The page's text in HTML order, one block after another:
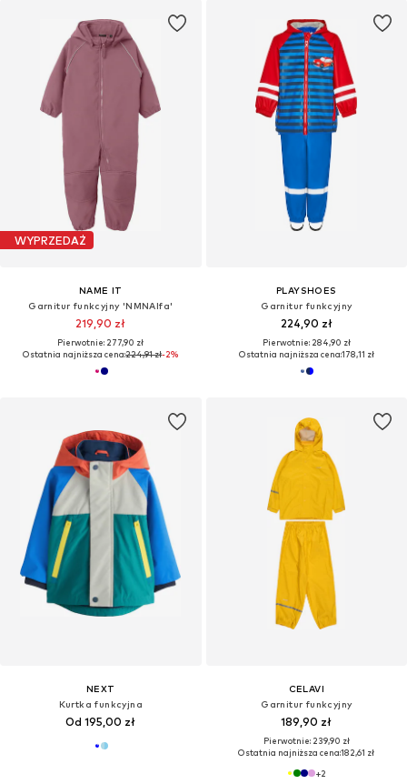
WYPRZEDAŻ
NAME IT
Garnitur funkcyjny 'NMNAlfa'
219,90 zł
Pierwotnie: 277,90 zł
Ostatnia najniższa cena:224,91 zł-2%
PLAYSHOES
Garnitur funkcyjny
224,90 zł
Pierwotnie: 284,90 zł
Ostatnia najniższa cena:178,11 zł
NEXT
Kurtka funkcyjna
Od 195,00 zł
CELAVI
Garnitur funkcyjny
189,90 zł
Pierwotnie: 239,90 zł
Ostatnia najniższa cena:182,61 zł
+2